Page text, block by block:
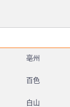
亳州
百色
白山